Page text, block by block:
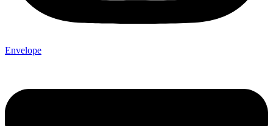
Envelope